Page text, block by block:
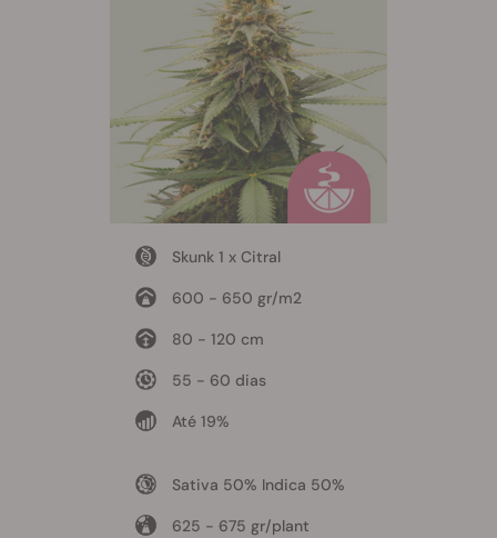
Skunk 1 x Citral
600 - 650 gr/m2
80 - 120 cm
55 - 60 dias
Até 19%
Sativa 50% Indica 50%
625 - 675 gr/plant